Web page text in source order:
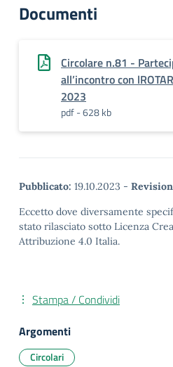
Documenti
Circolare n.81 -
all’incontro con
2023
pdf - 628 kb
Pubblicato: 19.10.2023 -
Eccetto dove diversamente
stato rilasciato sotto Licenza
Attribuzione 4.0 Italia.
Stampa / Condividi
Argomenti
Circolari